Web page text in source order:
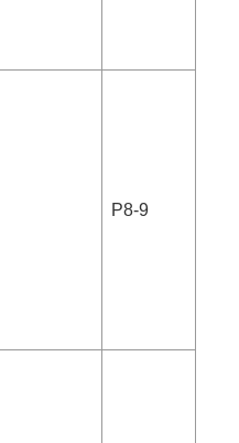
P8-9